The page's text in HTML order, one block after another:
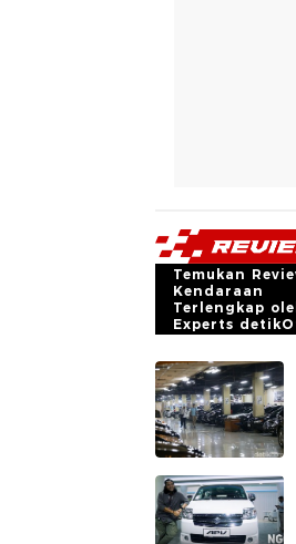
Temukan
Kendaraan
Terlengkap
Experts